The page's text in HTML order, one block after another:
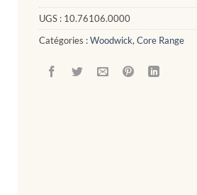
UGS : 10.76106.0000
Catégories :Woodwick,Core Range